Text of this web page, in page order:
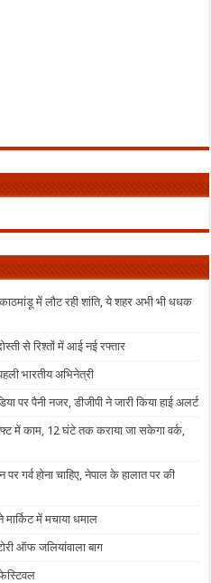
में लौट रही शांति, ये शहर अभी भी धधक
से रिश्तों में आई नई रफ्तार
भारतीय अभिनेत्री
पर पैनी नजर, डीजीपी ने जारी किया हाई अलर्ट
में काम, 12 घंटे तक कराया जा सकेगा वर्क,
गर्व होना चाहिए, नेपाल के हालात पर की
में मचाया धमाल
ऑफ जलियांवाला बाग